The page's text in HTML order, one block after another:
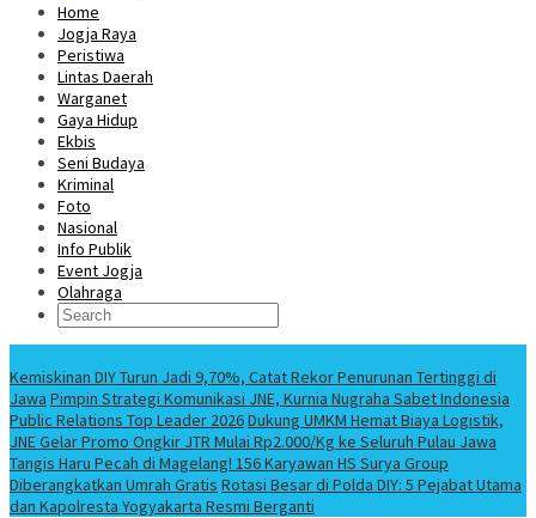
Home
Jogja Raya
Peristiwa
Lintas Daerah
Warganet
Gaya Hidup
Ekbis
Seni Budaya
Kriminal
Foto
Nasional
Info Publik
Event Jogja
Olahraga
Kemiskinan DIY Turun Jadi 9,70%, Catat Rekor Penurunan Tertinggi di
Jawa Pimpin Strategi Komunikasi JNE, Kurnia Nugraha Sabet Indonesia
Public Relations Top Leader 2026Dukung UMKM Hemat Biaya Logistik,
JNE Gelar Promo Ongkir JTR Mulai Rp2.000/Kg ke Seluruh Pulau Jawa
Tangis Haru Pecah di Magelang! 156 Karyawan HS Surya Group
Diberangkatkan Umrah Gratis Rotasi Besar di Polda DIY: 5 Pejabat Utama
dan Kapolresta Yogyakarta Resmi Berganti